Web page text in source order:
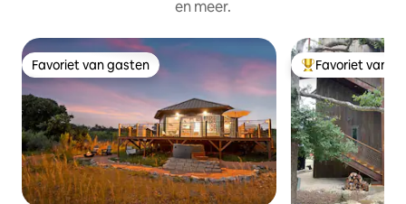
en meer.
Favoriet van gasten
Favoriet van gasten Topfavoriet van
Favoriet van